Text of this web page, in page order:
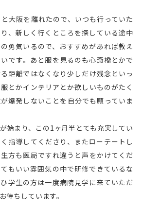
大阪を離れたので、いつも行っていた
、新しく行くところを探している途中
勇気いるので、おすすめがあれば教え
です。あと服を見るのも心斎橋とかで
距離ではなくなり少しだけ残念といっ
とかインテリアとか欲しいものがたく
爆発しないことを自分でも願っていま
始まり、この1ヶ月半とても充実してい
指導してくださり、またローテートし
方も医局ですれ違うと声をかけてくだ
もいい雰囲気の中で研修できているな
学生の方は一度病院見学に来ていただ
待ちしています。